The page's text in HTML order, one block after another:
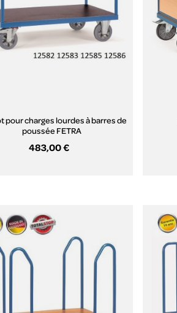
pour charges lourdes à barres de
poussée FETRA
483,00 €